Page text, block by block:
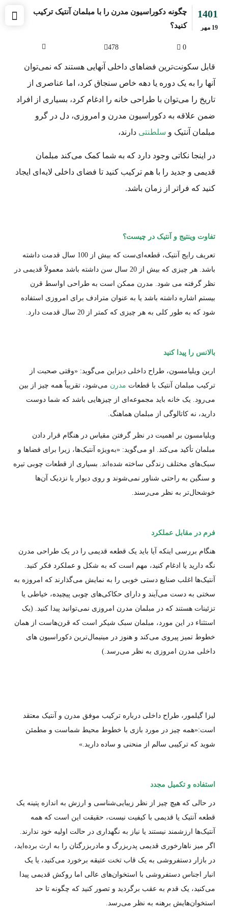
1401
19 مهر
چگونه دکوراسیون مدرن را با مبلمان آنتیک ترکیب
کنید؟
0
478
قابل سکونت‌ترین فضاهای داخلی آنهایی هستند که نمی‌توان
آنها را به یک دوره یا دهه خاص سنجاق کرد، اما عناصری از
تاریخ را می‌توان با طراحی خانه را ادغام کرد، بسیاری از افراد
ضمن علاقه به دکوراسیون مدرن و امروزی، دل در گرو
مبلمان آنتیک و سلطنتی دارند،
در اینجا نکاتی وجود دارد که به شما کمک می‌کند مبلمان
قدیمی و جدید را با هم ترکیب کنید تا فضای داخلی لایه‌ای ایجاد
کنید که فراتر از زمان باشد.
تفاوت وینتیج و آنتیک در چیست؟
تعریف رایج آنتیک، قطعه‌ای‌ست که بیش از 100 سال قدمت داشته
باشد. هر چیزی که بیش از 20 سال سن داشته باشد معمولاً قدیمی در
نظر گرفته می شود. مدرن ممکن است به طراحی اواسط قرن
بیستم اشاره داشته باشد یا به عنوان مترادف برای امروزی استفاده
شود که به طور کلی به هر چیزی که کمتر از 20 سال قدمت دارد.
بالانس را پیدا کنید
ارین ویلیامسون، طراح داخلی دیزاین می‌گوید: «وقتی صحبت از
ترکیب مبلمان آنتیک با قطعات مدرن می‌شود، تقریباً همه چیز از بین
می‌رود. یک خانه باید مجموعه‌ای از چیزهایی باشد که شما دوست
دارید، نه کاتالوگی از مبلمان هماهنگ.
ویلیامسون بر اهمیت در نظر گرفتن مقیاس در هنگام قرار دادن
مبلمان تأکید می‌کند. او می‌گوید: «به‌ویژه آنتیک‌ها، زیرا برای فضاها و
سبک‌های مختلف زندگی ساخته شده‌اند. بسیاری از قطعات چوبی تیره
و سنگین به راحتی شناور نمی‌شوند و روی دیوار یا نزدیک آن‌ها
خوشحال‌تر به نظر می‌رسند.
فرم در مقابل عملکرد
هنگام بررسی اینکه آیا باید یک قطعه قدیمی را در یک طراحی مدرن
نگه دارید یا ادغام کنید، مهم است که به شکل و عملکرد فکر کنید.
آنتیک‌ها اغلب صنایع دستی خوبی را به نمایش می‌گذارند که امروزه به
سختی به دست می‌آیند و دارای حکاکی‌های چوبی پیچیده، خیاطی یا
تزئینات هستند که در مبلمان مدرن امروزی نمی‌توانید پیدا کنید. (یک
استثناء در این مورد، مبلمان سبک شیکر است که قرن‌هاست از همان
خطوط تمیز پیروی می‌کند و هنوز در مینیمال‌ترین دکوراسیون های
داخلی مدرن امروزی به نظر می‌رسد.)
لیزا گیلمور، طراح داخلی درباره ترکیب موفق مدرن و آنتیک معتقد
است:«همه چیز در مورد بازی با خطوط محیط شماست و مطمئن
شوید که ترکیبی سالم از منحنی و ساده دارید.»
استفاده و تکمیل مجدد
در حالی که هیچ چیز از نظر زیبایی‌شناسی و ارزش به اندازه پتینه یک
قطعه آنتیک یا قدیمی با کیفیت نیست، حقیقت این است که همه
آنتیک‌ها ارزشمند نیستند یا نیاز به نگهداری در حالت اولیه خود ندارند.
اگر میز ناهارخوری قدیمی پدربزرگ و مادربزرگتان را به ارث برده‌اید،
در بازار دستفروشی به یک قاب تخت عتیقه برخورد می‌کنید، یا یک
انبار اجناس دستفروشی با استخوان‌های عالی اما روکش قدیمی پیدا
می‌کنید، یک قدم به عقب برگردید و تصور کنید که چگونه تا حد
استخوان‌هایش برهنه به نظر می‌رسد.